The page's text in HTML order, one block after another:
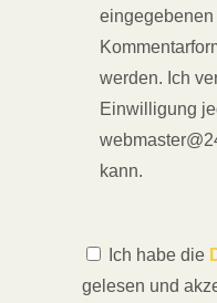
werden. Ich
Einwilligung
kann.
Ich habe die
gelesen und